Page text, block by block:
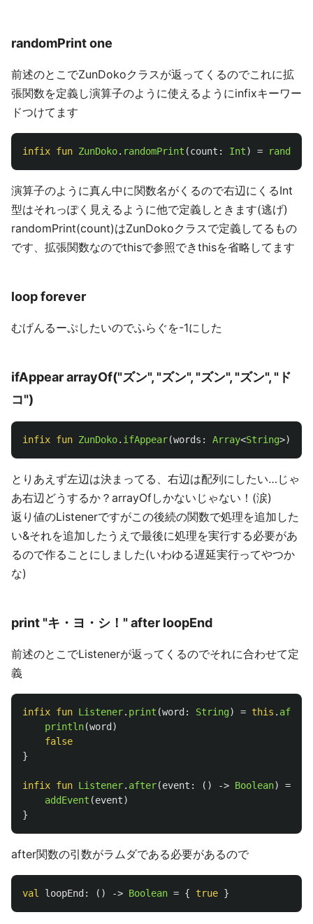
randomPrint one
前述のとこでZunDokoクラスが返ってくるのでこれに拡
張関数を定義し演算子のように使えるようにinfixキーワー
ドつけてます
infix fun ZunDoko. randomPrint (count : Int) =
演算子のように真ん中に関数名がくるので右辺にくるInt
型はそれっぽく見えるように他で定義しときます(逃げ)
randomPrint(count)はZunDokoクラスで定義してるもの
です、拡張関数なのでthisで参照できthisを省略してます
loop forever
むげんるーぷしたいのでふらぐを-1にした
ifAppear arrayOf("ズン", "ズン", "ズン", "ズン", "ド
コ")
infix fun ZunDoko. ifAppear(words : Array<String>):
とりあえず左辺は決まってる、右辺は配列にしたい…じゃ
あ右辺どうするか？arrayOfしかないじゃない！(涙)
返り値のListenerですがこの後続の関数で処理を追加した
い&それを追加したうえで最後に処理を実行する必要があ
るので作ることにしました(いわゆる遅延実行ってやつか
な)
print "キ・ヨ・シ！" after loopEnd
前述のとこでListenerが返ってくるのでそれに合わせて定
義
infix fun Listener. print (word : String) = this . after
println(word )
false
}
infix fun Listener. after(event : () -> Boolean) =
addEvent (event)
}
after関数の引数がラムダである必要があるので
val loopEnd : () -> Boolean = { true }